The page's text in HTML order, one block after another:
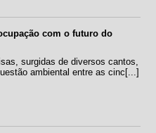
com o futuro do
surgidas de diversos cantos,
ambiental entre as cinc[...]